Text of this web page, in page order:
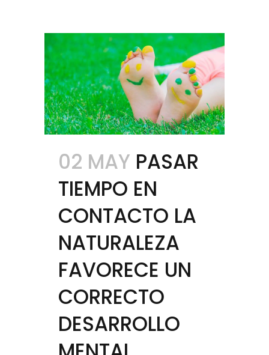
02 MAY PASAR
TIEMPO EN
CONTACTO LA
NATURALEZA
FAVORECE UN
CORRECTO
DESARROLLO